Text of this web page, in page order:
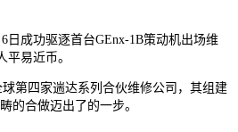
成功驱逐首台GEnx-1B策动机出场维
易近币。
四家遄达系列合伙维修公司，其组建
的合做迈出了的一步。